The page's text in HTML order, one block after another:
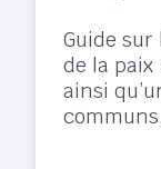
Guide sur
de la paix
ainsi
communs.